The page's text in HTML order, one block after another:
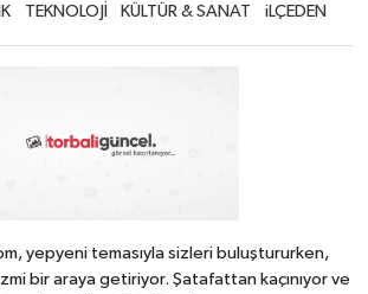
TEKNOLOJİ KÜLTÜR & SANAT iLÇEDEN
yepyeni temasıyla sizleri buluştururken,
bir araya getiriyor. Şatafattan kaçınıyor ve